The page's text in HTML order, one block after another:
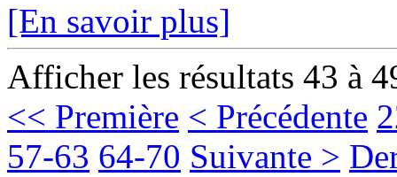
[En savoir plus]
Afficher les résultats 43 à
<< Première < Précédente
57-63 64-70 Suivante >